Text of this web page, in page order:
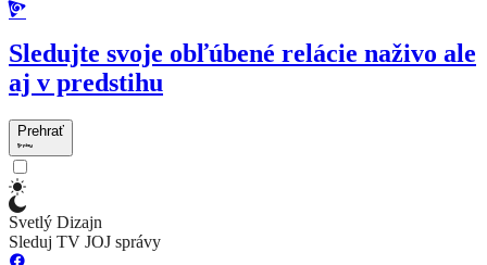
Sledujte svoje obľúbené relácie naživo ale
aj v predstihu
Prehrať
Svetlý Dizajn
Sleduj TV JOJ správy